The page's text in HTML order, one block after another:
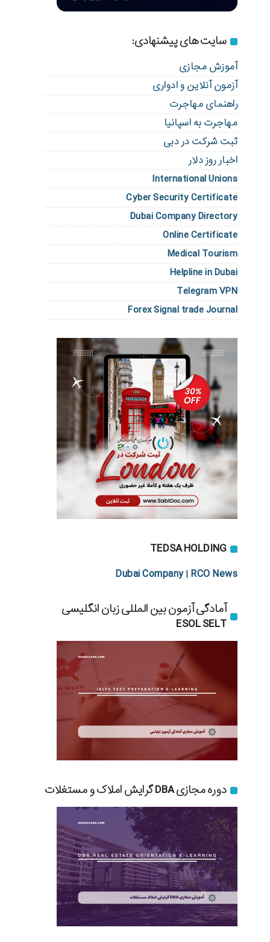
سایت های پیشنهادی:
آموزش مجازی
آزمون آنلاین و ادواری
راهنمای مهاجرت
مهاجرت به اسپانیا
ثبت شرکت در دبی
اخبار روز دلار
International Unions
Cyber Security Certificate
Dubai Company Directory
Online Certificate
Medical Tourism
Helpline in Dubai
Telegram VPN
Forex Signal trade Journal
TEDSA HOLDING
Dubai Company| RCO News
آمادگی آزمون بین المللی زبان انگلیسی
ESOL SELT
دوره مجازی DBA گرایش املاک و مستغلات